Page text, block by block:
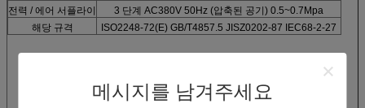
메시지를 남겨주세요
전력 / 에어 서플라이
3 단계 AC380V 50Hz (압축된 공기) 0.5~0.7Mpa
해당 규격
ISO2248-72(E) GB/T4857.5 JISZ0202-87 IEC68-2-27